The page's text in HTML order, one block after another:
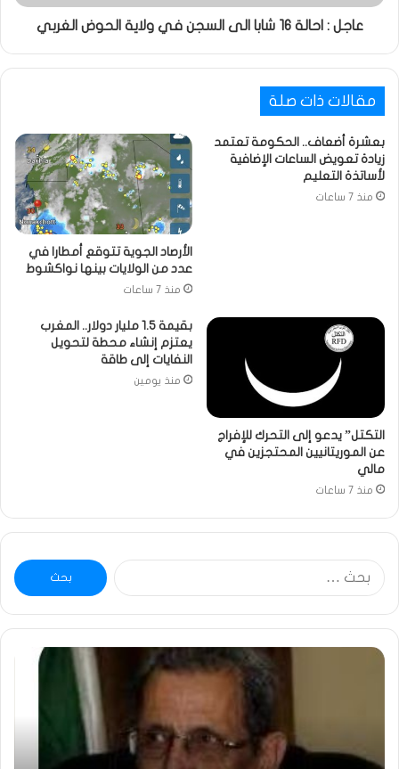
عاجل : احالة 16 شابا الى السجن في ولاية الحوض الغربي
مقالات ذات صلة
بعشرة أضعاف.. الحكومة تعتمد
زيادة تعويض الساعات الإضافية
لأساتذة التعليم
منذ 7 ساعات
الأرصاد الجوية تتوقع أمطارا في
عدد من الولايات بينها نواكشوط
منذ 7 ساعات
التكتل” يدعو إلى التحرك للإفراج
عن الموريتانيين المحتجزين في
مالي
منذ 7 ساعات
بقيمة 1.5 مليار دولار.. المغرب
يعتزم إنشاء محطة لتحويل
النفايات إلى طاقة
منذ يومين
البحث
عن:
ومضة